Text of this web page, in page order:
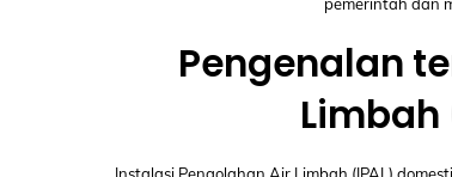
pemerintah dan
Pengenalan
Limbah